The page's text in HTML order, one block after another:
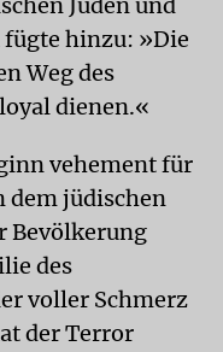
hinzu: »Die
Weg des
dienen.«
vehement für
dem jüdischen
Bevölkerung
des
voller Schmerz
der Terror